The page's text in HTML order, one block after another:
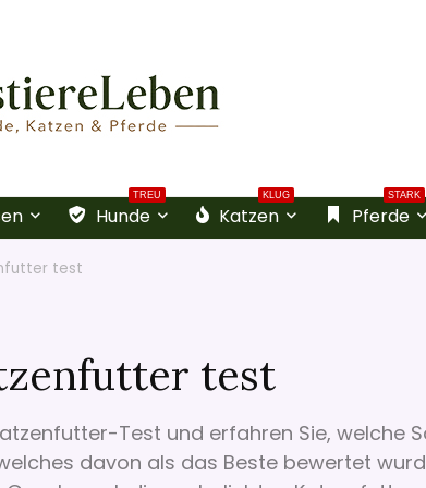
TREU
Hunde
KLUG
Katzen
STARK
Pferde
test
test
Test und erfahren Sie, welche
davon als das Beste bewertet